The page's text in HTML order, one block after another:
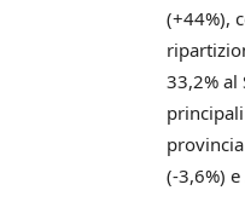
(+44%),
33,2% al
(-3,6%)